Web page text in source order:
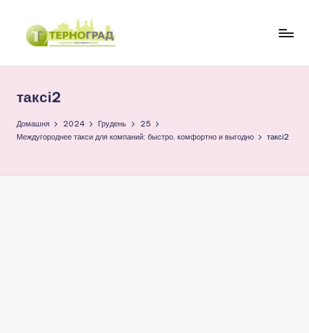
Перейти
р
н
г
цікаво
таксі2
Домашня 2024 Грудень
25
Междугороднее такси для компаний: быстро, комфортно и выгодно
таксі2